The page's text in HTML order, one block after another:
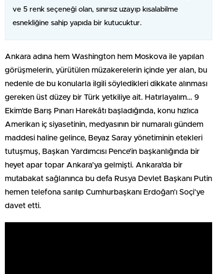
ve 5 renk seçeneği olan, sınırsız uzayıp kısalabilme
esnekliğine sahip yapıda bir kutucuktur.
Ankara adına hem Washington hem Moskova ile yapılan
görüşmelerin, yürütülen müzakerelerin içinde yer alan, bu
nedenle de bu konularla ilgili söyledikleri dikkate alınması
gereken üst düzey bir Türk yetkiliye ait. Hatırlayalım… 9
Ekim’de Barış Pınarı Harekâtı başladığında, konu hızlıca
Amerikan iç siyasetinin, medyasının bir numaralı gündem
maddesi haline gelince, Beyaz Saray yönetiminin etekleri
tutuşmuş, Başkan Yardımcısı Pence’in başkanlığında bir
heyet apar topar Ankara’ya gelmişti. Ankara’da bir
mutabakat sağlanınca bu defa Rusya Devlet Başkanı Putin
hemen telefona sarılıp Cumhurbaşkanı Erdoğan’ı Soçi’ye
davet etti.